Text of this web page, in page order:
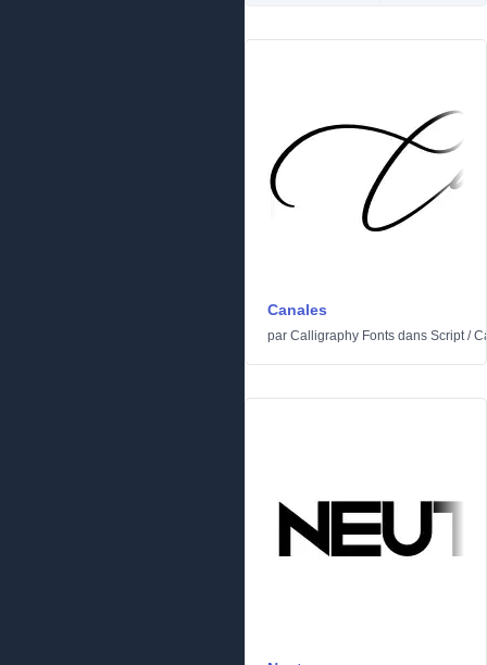
Canales
par Calligraphy Fonts dans Script/